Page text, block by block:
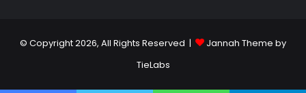
© Copyright 2026, All Rights Reserved |
Jannah Theme by
TieLabs